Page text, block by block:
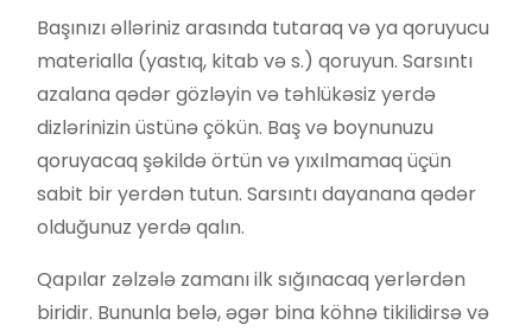
Başınızı əlləriniz arasında tutaraq və ya qoruyucu
materialla (yastıq, kitab və s.) qoruyun. Sarsıntı
azalana qədər gözləyin və təhlükəsiz yerdə
dizlərinizin üstünə çökün. Baş və boynunuzu
qoruyacaq şəkildə örtün və yıxılmamaq üçün
sabit bir yerdən tutun. Sarsıntı dayanana qədər
olduğunuz yerdə qalın.
Qapılar zəlzələ zamanı ilk sığınacaq yerlərdən
biridir. Bununla belə, əgər bina köhnə tikilidirsə və